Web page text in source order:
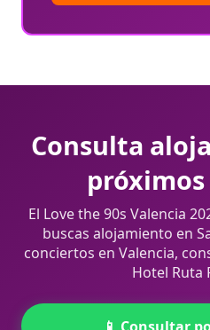
Consulta
El Love the 90s Valencia
buscas alojamiento en
conciertos en Valencia,
Hotel Ruta